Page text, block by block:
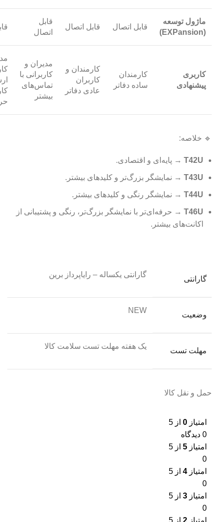
ماژول توسعه
(EXPansion)
قابل اتصال قابل اتصال
قابل
اتصال
کاربری
پیشنهادی
کارمندان
ساده دفاتر
کارمندان و
کاربران
عادی دفاتر
مدیران و
کاربرانی با
تماس‌های
بیشتر
🔹 خلاصه:
T42U → پایه‌ای و اقتصادی.
T43U → نمایشگر بزرگ‌تر و کلیدهای بیشتر.
T44U → نمایشگر رنگی و کلیدهای بیشتر.
T46U → حرفه‌ای‌تر با نمایشگر بزرگ‌تر، رنگی و پشتیبانی از
اکانت‌های بیشتر.
گارانتی
گارانتی یکساله – رایاپرداز برین
وضعیت
NEW
مهلت تست
یک هفته مهلت تست سلامت کالا
حمل و نقل کالا
امتیاز 0 از 5
0 دیدگاه
امتیاز 5 از 5
0
امتیاز 4 از 5
0
امتیاز 3 از 5
0
امتیاز 2 از 5